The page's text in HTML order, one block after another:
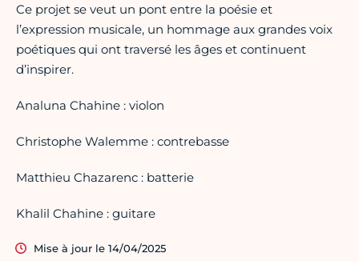
Ce projet se veut un pont entre la poésie et
l’expression musicale, un hommage aux grandes voix
poétiques qui ont traversé les âges et continuent
d’inspirer.
Analuna Chahine : violon
Christophe Walemme : contrebasse
Matthieu Chazarenc : batterie
Khalil Chahine : guitare
Mise à jour le 14/04/2025